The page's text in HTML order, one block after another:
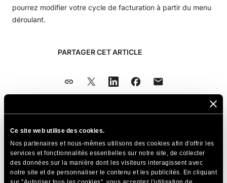
Ce site web utilise des cookies.
Nos partenaires et nous-mêmes utilisons des cookies afin d'offrir les
services et fonctionnalités essentielles sur notre site, de collecter
des données sur la manière dont les visiteurs interagissent avec
notre site et de personnaliser le contenu et les publicités. En cliquant
pourrez modifier votre cycle de facturation à partir du menu
déroulant.
PARTAGER CET ARTICLE
Articles Connexes
Comment vérifier une commande
Comment acheter un nouveau plan